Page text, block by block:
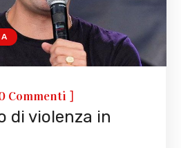
Commenti ]
di violenza in